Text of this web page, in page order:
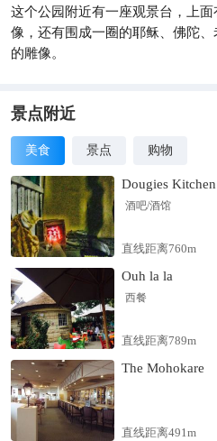
这个公园附近有一座观景台，上
像，还有围成一圈的耶稣、佛陀
的雕像。
景点附近
美食 景点 购物
Dougies Kitchen
酒吧/酒馆
直线距离760m
Ouh la la
西餐
直线距离789m
The Mohokare
直线距离491m